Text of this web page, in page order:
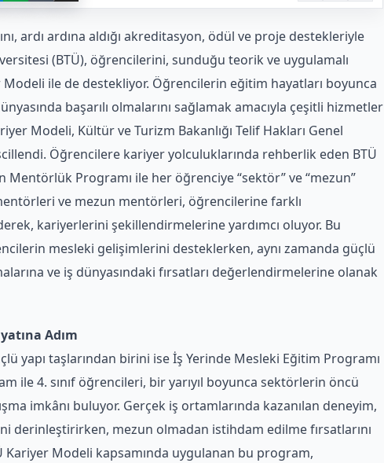
ardı ardına aldığı akreditasyon, ödül ve proje destekleriyle
(BTÜ), öğrencilerini, sunduğu teorik ve uygulamalı
Modeli ile de destekliyor. Öğrencilerin eğitim hayatları boyunca
başarılı olmalarını sağlamak amacıyla çeşitli hizmetler
Modeli, Kültür ve Turizm Bakanlığı Telif Hakları Genel
Öğrencilere kariyer yolculuklarında rehberlik eden BTÜ
Mentörlük Programı ile her öğrenciye “sektör” ve “mezun”
ve mezun mentörleri, öğrencilerine farklı
kariyerlerini şekillendirmelerine yardımcı oluyor. Bu
mesleki gelişimlerini desteklerken, aynı zamanda güçlü
ve iş dünyasındaki fırsatları değerlendirmelerine olanak
Adım
yapı taşlarından birini ise İş Yerinde Mesleki Eğitim Programı
ile 4. sınıf öğrencileri, bir yarıyıl boyunca sektörlerin öncü
imkânı buluyor. Gerçek iş ortamlarında kazanılan deneyim,
derinleştirirken, mezun olmadan istihdam edilme fırsatlarını
Kariyer Modeli kapsamında uygulanan bu program,